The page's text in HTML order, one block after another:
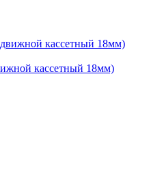
кассетный 18мм)